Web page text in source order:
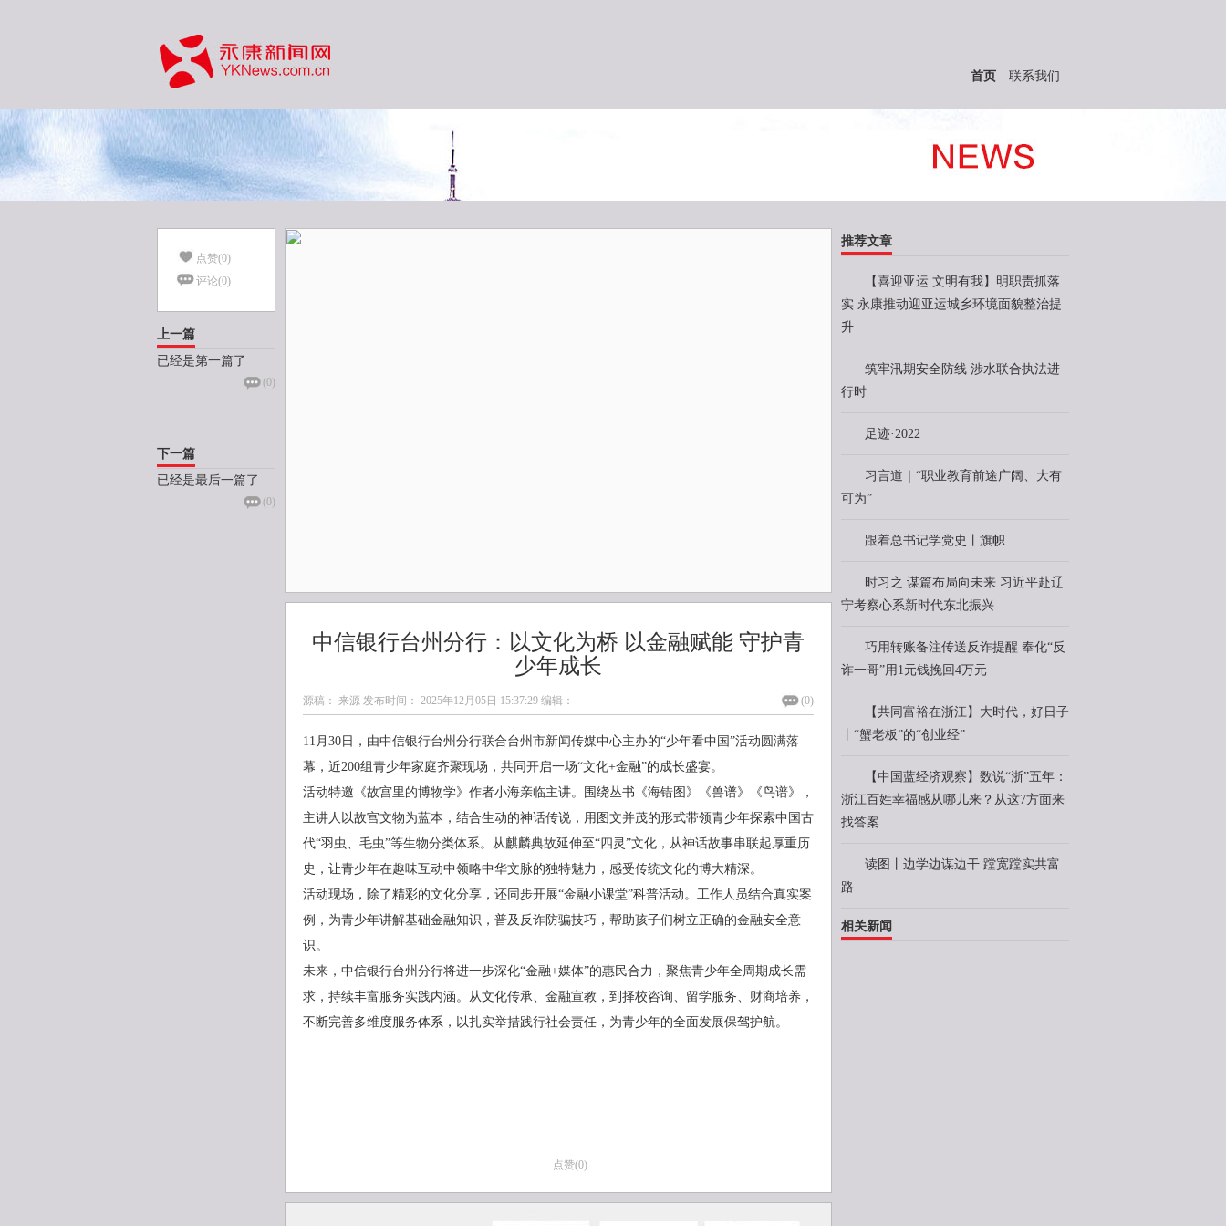
首页 联系我们
点赞(0)
评论(0)
上一篇
已经是第一篇了
(0)
下一篇
已经是最后一篇了
(0)
中信银行台州分行：以文化为桥 以金融赋能 守护青
少年成长
源稿： 来源 发布时间： 2025年12月05日 15:37:29 编辑： (0)
11月30日，由中信银行台州分行联合台州市新闻传媒中心主办的“少年看中国”活动圆满落
幕，近200组青少年家庭齐聚现场，共同开启一场“文化+金融”的成长盛宴。
活动特邀《故宫里的博物学》作者小海亲临主讲。围绕丛书《海错图》《兽谱》《鸟谱》，
主讲人以故宫文物为蓝本，结合生动的神话传说，用图文并茂的形式带领青少年探索中国古
代“羽虫、毛虫”等生物分类体系。从麒麟典故延伸至“四灵”文化，从神话故事串联起厚重历
史，让青少年在趣味互动中领略中华文脉的独特魅力，感受传统文化的博大精深。
活动现场，除了精彩的文化分享，还同步开展“金融小课堂”科普活动。工作人员结合真实案
例，为青少年讲解基础金融知识，普及反诈防骗技巧，帮助孩子们树立正确的金融安全意
识。
未来，中信银行台州分行将进一步深化“金融+媒体”的惠民合力，聚焦青少年全周期成长需
求，持续丰富服务实践内涵。从文化传承、金融宣教，到择校咨询、留学服务、财商培养，
不断完善多维度服务体系，以扎实举措践行社会责任，为青少年的全面发展保驾护航。
点赞(0)
推荐文章
【喜迎亚运 文明有我】明职责抓落
实 永康推动迎亚运城乡环境面貌整治提
升
筑牢汛期安全防线 涉水联合执法进
行时
足迹·2022
习言道｜“职业教育前途广阔、大有
可为”
跟着总书记学党史丨旗帜
时习之 谋篇布局向未来 习近平赴辽
宁考察心系新时代东北振兴
巧用转账备注传送反诈提醒 奉化“反
诈一哥”用1元钱挽回4万元
【共同富裕在浙江】大时代，好日子
丨“蟹老板”的“创业经”
【中国蓝经济观察】数说“浙”五年：
浙江百姓幸福感从哪儿来？从这7方面来
找答案
读图丨边学边谋边干 蹚宽蹚实共富
路
相关新闻